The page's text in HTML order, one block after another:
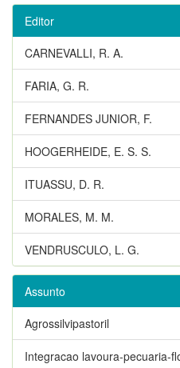
Editor
CARNEVALLI, R. A.
FARIA, G. R.
FERNANDES JUNIOR, F.
HOOGERHEIDE, E. S. S.
ITUASSU, D. R.
MORALES, M. M.
VENDRUSCULO, L. G.
Assunto
Agrossilvipastoril
Integracao lavoura-pecuaria-